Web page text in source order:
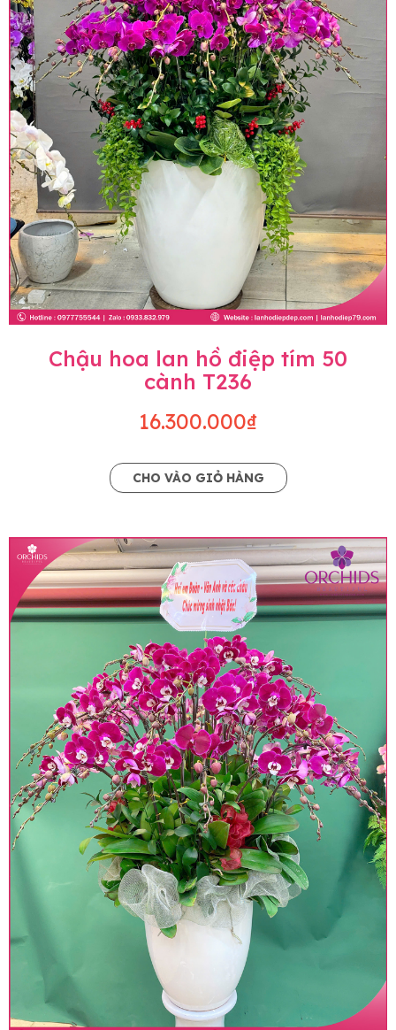
Chậu hoa lan hồ điệp tím 50
cành T236
16.300.000₫
CHO VÀO GIỎ HÀNG